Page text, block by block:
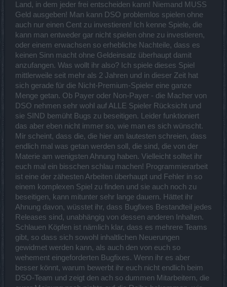
Land, in dem jeder frei entscheiden kann! Niemand MUSS
Geld ausgeben! Man kann DSO problemlos spielen ohne
auch nur einen Cent zu investieren! Ich kenne Spiele, die
kann man entweder gar nicht spielen ohne zu investieren,
oder einem erwachsen so erhebliche Nachteile, dass es
keinen Sinn macht ohne Geldeinsatz überhaupt damit
anzufangen. Was wollt ihr also? Ich spiele dieses Spiel
mittlerweile seit mehr als 2 Jahren und in dieser Zeit hat
sich gerade für die Nicht-Premium-Spieler eine ganze
Menge getan. Ob Payer oder Non-Payer - die Macher von
DSO nehmen sehr wohl auf ALLE Spieler Rücksicht und
sie SIND bemüht Bugs zu beseitigen. Leider funktioniert
das aber eben nicht immer so, wie man es sich wünscht.
Mir scheint, dass die, die hier am lautesten schreien, dass
endlich mal was getan werden soll, die sind, die von der
Materie am wenigsten Ahnung haben. Vielleicht solltet ihr
euch mal ein bisschen schlau machen! Programmierarbeit
ist eine der zähesten Arbeiten überhaupt und Fehler in so
einem komplexen Spiel zu finden und sie auch noch zu
beseitigen, kann mitunter sehr lange dauern. Hättet ihr
Ahnung davon, wüsstet ihr, dass Bugfixes Bestandteil jedes
Releases sind, unabhängig von dessen anderen Inhalten.
Schlauen Köpfen ist nämlich klar, dass es mehrere Teams
gibt, so dass sich sowohl inhaltlichen Neuerungen
gewidmet werden kann, als auch den von euch so
wehement eingeforderten Bugfixes. Wenn ihr es aber
besser könnt, warum bewerbt ihr euch nicht endlich beim
DSO-Team und zeigt den ach so dummen Mitarbeitern, die